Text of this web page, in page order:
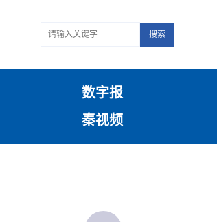
搜索
数字报
秦视频